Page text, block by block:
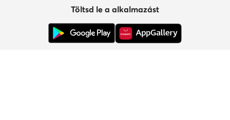
Töltsd le a alkalmazást